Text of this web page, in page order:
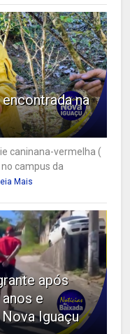
na
caninana-vermelha (
campus da
Mais
após
e
Iguaçu